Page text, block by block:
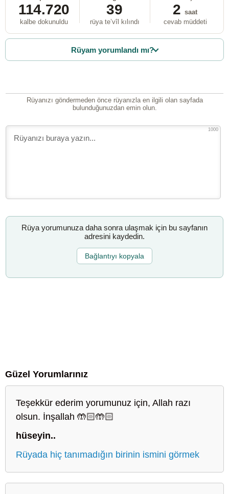
114.720
kalbe dokunuldu
39
rüya te’vîl kılındı
2 saat
cevab müddeti
Rüyam yorumlandı mı?
Rüyanızı göndermeden önce rüyanızla en ilgili olan sayfada
bulunduğunuzdan emin olun.
1000
Rüya yorumunuza daha sonra ulaşmak için bu sayfanın
adresini kaydedin.
Bağlantıyı kopyala
Güzel Yorumlarınız
Teşekkür ederim yorumunuz için, Allah razı
olsun. İnşallah 🤲🏻🤲🏻
hüseyin..
Rüyada hiç tanımadığın birinin ismini görmek